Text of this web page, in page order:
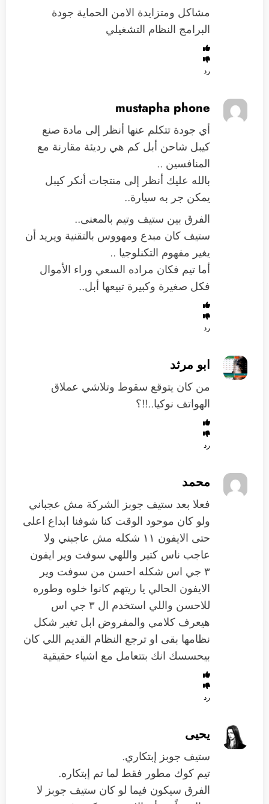
مشاكل ومتزايدة الامن الحماية جودة
البرامج النظام التشغيلي
رد
mustapha phone
أي جودة تتكلم عنها أنظر إلى مادة صنع
كيبل شاحن أبل كم هي رديئة مقارنة مع
المنافسين ..
بالله عليك أنظر إلى منتجات أنكر كيبل
يمكن جر به سيارة..
الفرق بين ستيف وتيم بالمعنى..
ستيف كان مبدع ومهووس بالتقنية ويريد أن
يغير مفهوم التكنلوجيا ..
أما تيم فكان مراده السعي وراء الأموال
فكل صغيرة وكبيرة تبيعها أبل..
رد
ابو مرثد
من كان يتوقع سقوط وتلاشي عملاق
الهواتف نوكيا..!!؟
رد
محمد
فعلا بعد ستيف جوبز الشركة مش عجباني
ولو كان موحود الوقت كنا شوفنا ابداع اعلى
حتى الايفون ١١ شكله مش عاجبني ولا
عاجب ناس كتير واللهي سوفت وير ايفون
٣ جي اس شكله احسن من سوفت وير
الايفون الحالي يا ريتهم كانوا خلوه وطوره
للاحسن واللي استخدم ال ٣ جي اس
هيعرف كلامي والمفروض ابل تغير شكل
نظامها بقى او ترجع النظام القديم اللي كان
بيحسسك انك بتتعامل مع اشياء حقيقية
رد
يحيى
ستيف جوبز إبتكاري.
تيم كوك مطور فقط لما تم إبتكاره.
الفرق سيكون فيما لو كان ستيف جوبز لا